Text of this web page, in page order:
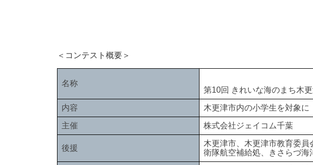
＜コンテスト概要＞
名称
第10回 きれいな海のまち木
内容 木更津市内の小学生を対象
主催 株式会社ジェイコム千葉
後援
木更津市、木更津市教育委
衛隊航空補給処、きさらづ海